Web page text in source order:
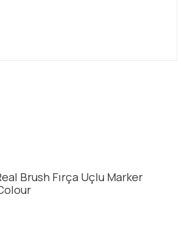
Brush Fırça Uçlu Marker